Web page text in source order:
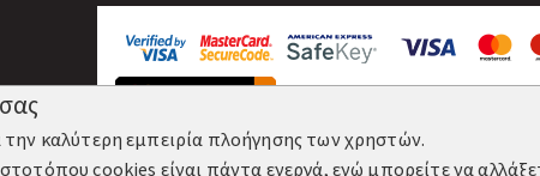
την καλύτερη εμπειρία πλοήγησης των χρηστών.
cookies είναι πάντα ενεργά, ενώ μπορείτε να